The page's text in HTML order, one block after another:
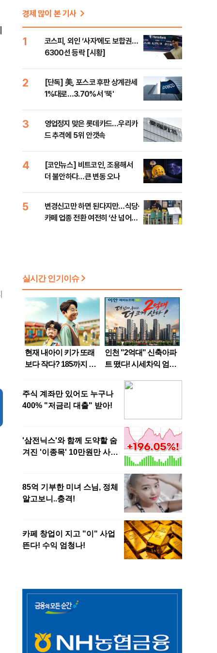
경제 많이 본 기사
1
코스피, 외인 ‘사자’에도 보합권…
6300선 등락 [시황]
2
[단독] 美, 포스코 후판 상계관세
1%대로…3.70%서 '뚝'
3
영업정지 맞은 롯데카드…우리카
드 추격에 5위 안갯속
4
[코인뉴스] 비트코인, 조용해서
더 불안하다…큰 변동 오나
5
변경신고만 하면 된다지만…식당·
카페 업종 전환 여전히 ‘산 넘어